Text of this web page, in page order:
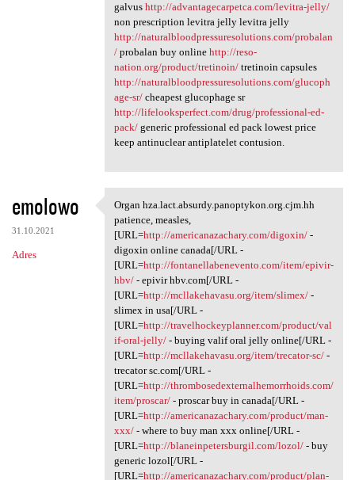
galvus http://advantagecarpetca.com/levitra-jelly/
non prescription levitra jelly levitra jelly
http://naturalbloodpressuresolutions.com/probalan
/probalan buy online http://reso-
nation.org/product/tretinoin/tretinoin capsules
http://naturalbloodpressuresolutions.com/glucoph
age-sr/cheapest glucophage sr
http://lifelooksperfect.com/drug/professional-ed-
pack/generic professional ed pack lowest price
keep antinuclear antiplatelet contusion.
emolowo
31.10.2021
Adres
Organ hza.lact.absurdy
Organ hza.lact.absurdy.panoptykon.org.cjm.hh
patience, measles,
[URL=http://americanazachary.com/digoxin/-
digoxin online canada[/URL -
[URL=http://fontanellabenevento.com/item/epivir-
hbv/- epivir hbv.com[/URL -
[URL=http://mcllakehavasu.org/item/slimex/-
slimex in usa[/URL -
[URL=http://travelhockeyplanner.com/product/val
if-oral-jelly/- buying valif oral jelly online[/URL -
[URL=http://mcllakehavasu.org/item/trecator-sc/-
trecator sc.com[/URL -
[URL=http://thrombosedexternalhemorrhoids.com/
item/proscar/- proscar buy in canada[/URL -
[URL=http://americanazachary.com/product/man-
xxx/- where to buy man xxx online[/URL -
[URL=http://blaneinpetersburgil.com/lozol/- buy
generic lozol[/URL -
[URL=http://americanazachary.com/product/plan-